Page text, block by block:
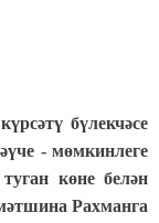
бүлекчәсе
- мөмкинлеге
көне белән
Рахманга